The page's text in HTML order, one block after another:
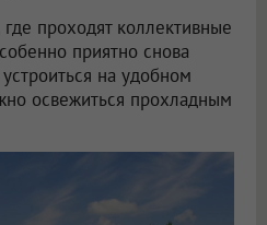
проходят коллективные
приятно снова
на удобном
освежиться прохладным